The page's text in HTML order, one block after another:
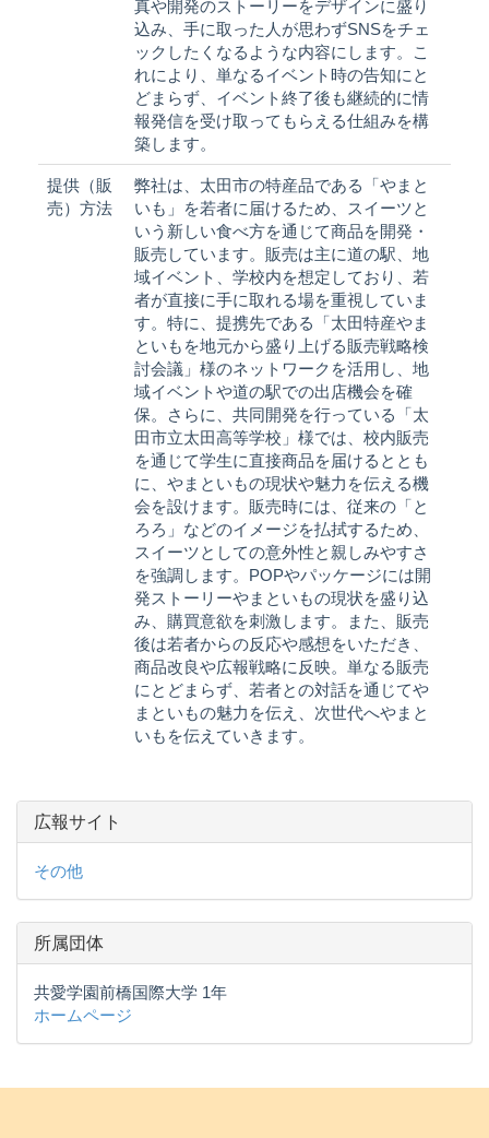
真や開発のストーリーをデザインに盛り
込み、手に取った人が思わずSNSをチェ
ックしたくなるような内容にします。こ
れにより、単なるイベント時の告知にと
どまらず、イベント終了後も継続的に情
報発信を受け取ってもらえる仕組みを構
築します。
提供（販
売）方法
弊社は、太田市の特産品である「やまと
いも」を若者に届けるため、スイーツと
いう新しい食べ方を通じて商品を開発・
販売しています。販売は主に道の駅、地
域イベント、学校内を想定しており、若
者が直接に手に取れる場を重視していま
す。特に、提携先である「太田特産やま
といもを地元から盛り上げる販売戦略検
討会議」様のネットワークを活用し、地
域イベントや道の駅での出店機会を確
保。さらに、共同開発を行っている「太
田市立太田高等学校」様では、校内販売
を通じて学生に直接商品を届けるととも
に、やまといもの現状や魅力を伝える機
会を設けます。販売時には、従来の「と
ろろ」などのイメージを払拭するため、
スイーツとしての意外性と親しみやすさ
を強調します。POPやパッケージには開
発ストーリーやまといもの現状を盛り込
み、購買意欲を刺激します。また、販売
後は若者からの反応や感想をいただき、
商品改良や広報戦略に反映。単なる販売
にとどまらず、若者との対話を通じてや
まといもの魅力を伝え、次世代へやまと
いもを伝えていきます。
広報サイト
その他
所属団体
共愛学園前橋国際大学 1年
ホームページ